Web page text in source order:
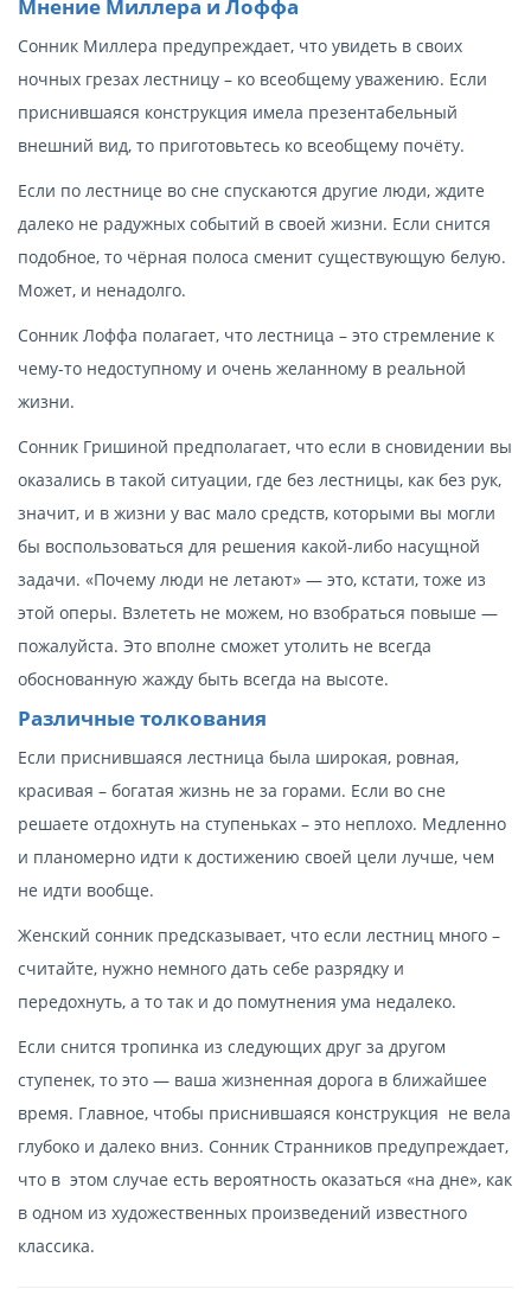
Мнение Миллера и Лоффа
Сонник Миллера предупреждает, что увидеть в своих
ночных грезах лестницу – ко всеобщему уважению. Если
приснившаяся конструкция имела презентабельный
внешний вид, то приготовьтесь ко всеобщему почёту.
Если по лестнице во сне спускаются другие люди, ждите
далеко не радужных событий в своей жизни. Если снится
подобное, то чёрная полоса сменит существующую белую.
Может, и ненадолго.
Сонник Лоффа полагает, что лестница – это стремление к
чему-то недоступному и очень желанному в реальной
жизни.
Сонник Гришиной предполагает, что если в сновидении вы
оказались в такой ситуации, где без лестницы, как без рук,
значит, и в жизни у вас мало средств, которыми вы могли
бы воспользоваться для решения какой-либо насущной
задачи. «Почему люди не летают» — это, кстати, тоже из
этой оперы. Взлететь не можем, но взобраться повыше —
пожалуйста. Это вполне сможет утолить не всегда
обоснованную жажду быть всегда на высоте.
Различные толкования
Если приснившаяся лестница была широкая, ровная,
красивая – богатая жизнь не за горами. Если во сне
решаете отдохнуть на ступеньках – это неплохо. Медленно
и планомерно идти к достижению своей цели лучше, чем
не идти вообще.
Женский сонник предсказывает, что если лестниц много –
считайте, нужно немного дать себе разрядку и
передохнуть, а то так и до помутнения ума недалеко.
Если снится тропинка из следующих друг за другом
ступенек, то это — ваша жизненная дорога в ближайшее
время. Главное, чтобы приснившаяся конструкция не вела
глубоко и далеко вниз. Сонник Странников предупреждает,
что в этом случае есть вероятность оказаться «на дне», как
в одном из художественных произведений известного
классика.